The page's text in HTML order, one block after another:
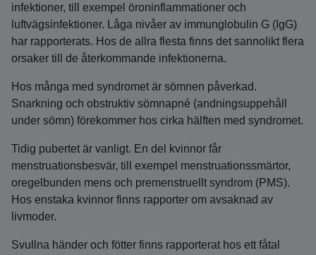
infektioner, till exempel öroninflammationer och
luftvägsinfektioner. Låga nivåer av immunglobulin G (IgG)
har rapporterats. Hos de allra flesta finns det sannolikt flera
orsaker till de återkommande infektionerna.
Hos många med syndromet är sömnen påverkad.
Snarkning och obstruktiv sömnapné (andningsuppehåll
under sömn) förekommer hos cirka hälften med syndromet.
Tidig pubertet är vanligt. En del kvinnor får
menstruationsbesvär, till exempel menstruationssmärtor,
oregelbunden mens och premenstruellt syndrom (PMS).
Hos enstaka kvinnor finns rapporter om avsaknad av
livmoder.
Svullna händer och fötter finns rapporterat hos ett fåtal